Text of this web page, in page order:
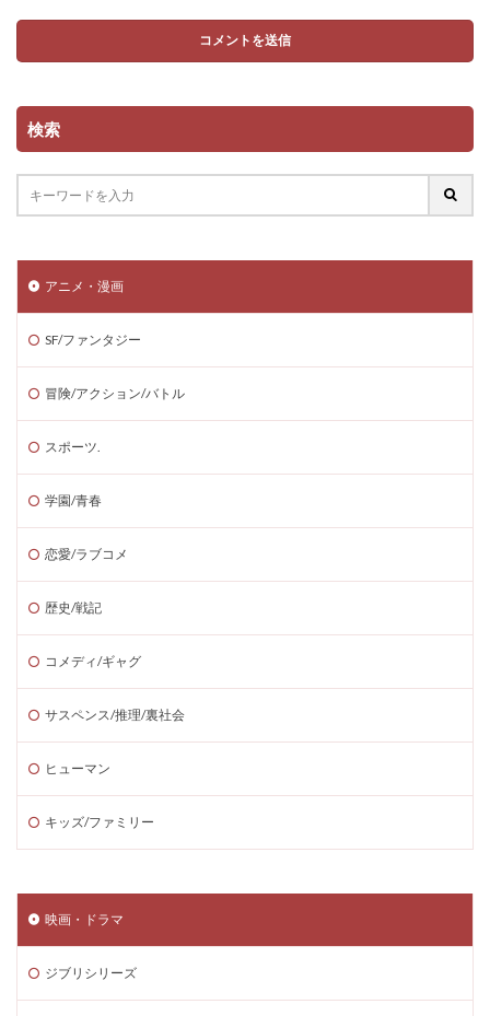
検索
アニメ・漫画
SF/ファンタジー
冒険/アクション/バトル
スポーツ.
学園/青春
恋愛/ラブコメ
歴史/戦記
コメディ/ギャグ
サスペンス/推理/裏社会
ヒューマン
キッズ/ファミリー
映画・ドラマ
ジブリシリーズ